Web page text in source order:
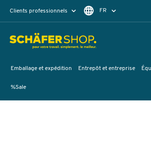
Clients professionnels FR
Emballage et expédition Entrepôt et entreprise
%Sale